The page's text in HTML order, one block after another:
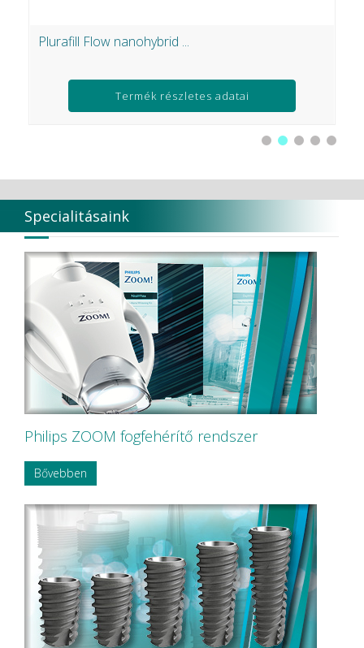
Plurafill Flow nanohybrid ...
Termék részletes adatai
Specialitásaink
Philips ZOOM fogfehérítő rendszer
Bővebben